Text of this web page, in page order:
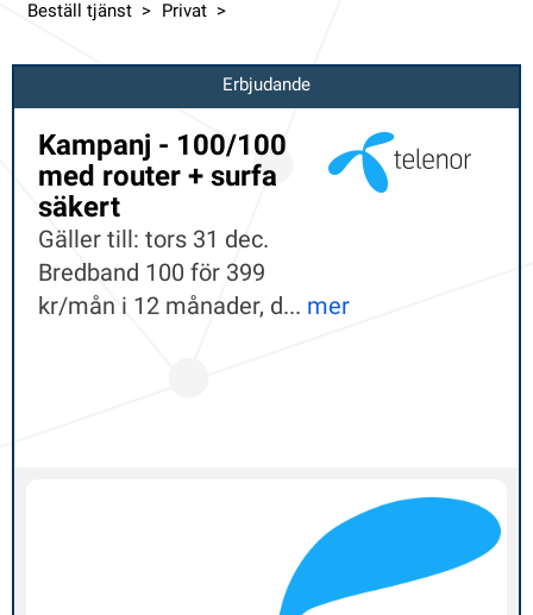
Beställ tjänst Privat
Erbjudande
Kampanj - 100/100
med router + surfa
säkert
Gäller till: tors 31 dec.
Bredband 100 för 399
kr/mån i 12 månader, d... mer